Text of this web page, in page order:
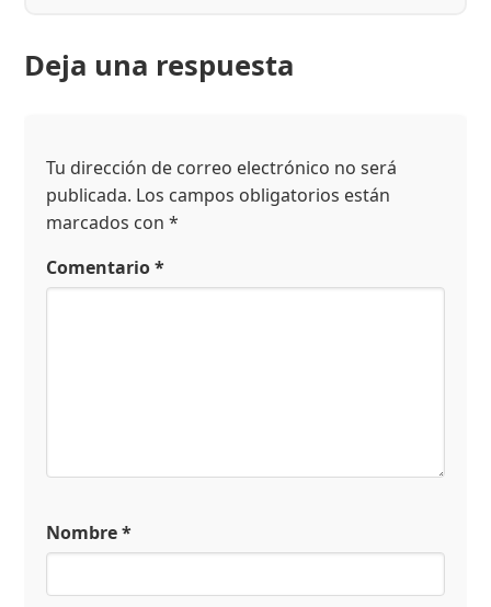
Deja una respuesta
Tu dirección de correo electrónico no será
publicada. Los campos obligatorios están
marcados con*
Comentario*
Nombre*